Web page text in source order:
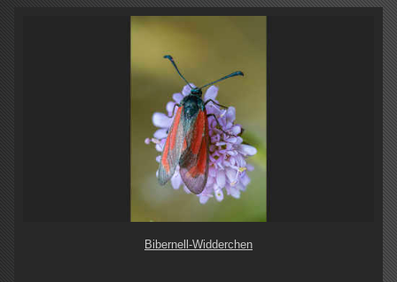
Bibernell-Widderchen